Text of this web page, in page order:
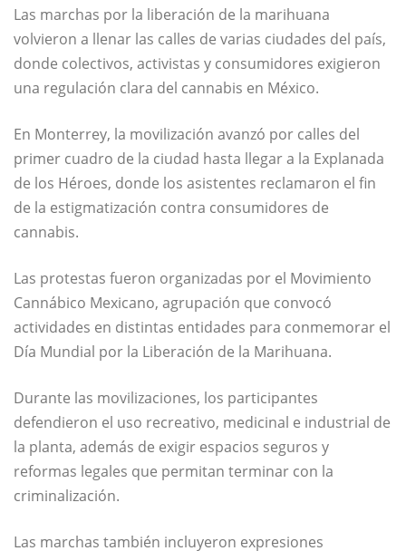
Las marchas por la liberación de la marihuana
volvieron a llenar las calles de varias ciudades del país,
donde colectivos, activistas y consumidores exigieron
una regulación clara del cannabis en México.
En Monterrey, la movilización avanzó por calles del
primer cuadro de la ciudad hasta llegar a la Explanada
de los Héroes, donde los asistentes reclamaron el fin
de la estigmatización contra consumidores de
cannabis.
Las protestas fueron organizadas por el Movimiento
Cannábico Mexicano, agrupación que convocó
actividades en distintas entidades para conmemorar el
Día Mundial por la Liberación de la Marihuana.
Durante las movilizaciones, los participantes
defendieron el uso recreativo, medicinal e industrial de
la planta, además de exigir espacios seguros y
reformas legales que permitan terminar con la
criminalización.
Las marchas también incluyeron expresiones